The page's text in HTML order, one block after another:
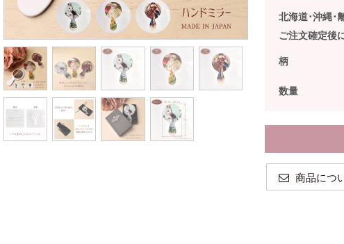
北海道･沖縄･
ご注文確定後
柄
数量
商品につ